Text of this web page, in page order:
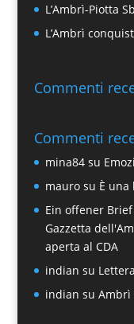
L’Ambrì-Piotta
L’Ambrì
Commenti
Commenti
mina84su
maurosu È una
Ein offener
Gazzetta
aperta al CDA
indian su
indian su Ambrì